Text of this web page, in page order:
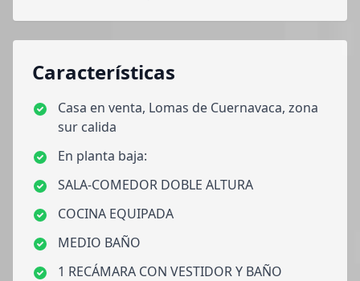
Características
Casa en venta, Lomas de Cuernavaca, zona
sur calida
En planta baja:
SALA-COMEDOR DOBLE ALTURA
COCINA EQUIPADA
MEDIO BAÑO
1 RECÁMARA CON VESTIDOR Y BAÑO